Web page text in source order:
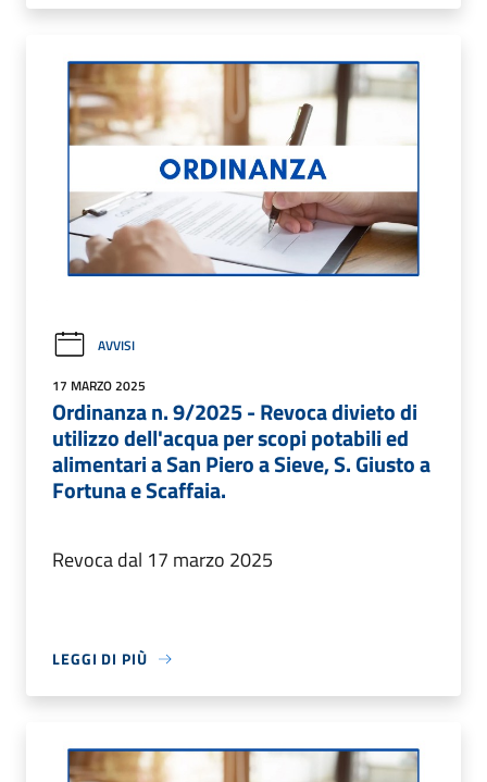
AVVISI
17 MARZO 2025
Ordinanza n. 9/2025 - Revoca divieto di
utilizzo dell'acqua per scopi potabili ed
alimentari a San Piero a Sieve, S. Giusto a
Fortuna e Scaffaia.
Revoca dal 17 marzo 2025
LEGGI DI PIÙ